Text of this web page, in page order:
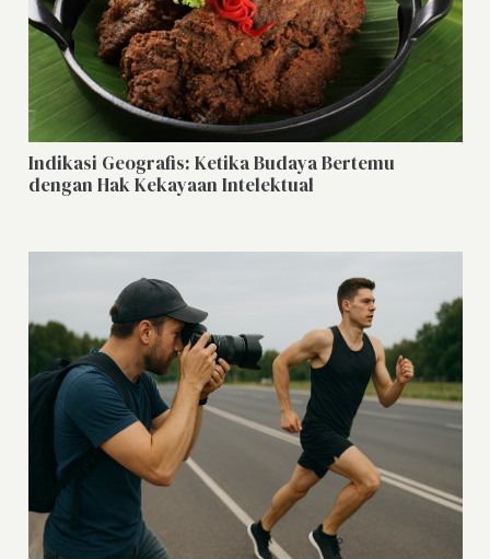
Indikasi Geografis: Ketika Budaya Bertemu
dengan Hak Kekayaan Intelektual